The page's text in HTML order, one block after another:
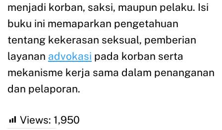
menjadi korban, saksi, maupun pelaku. Isi
buku ini memaparkan pengetahuan
tentang kekerasan seksual, pemberian
layanan advokasi pada korban serta
mekanisme kerja sama dalam penanganan
dan pelaporan.
Views: 1,950